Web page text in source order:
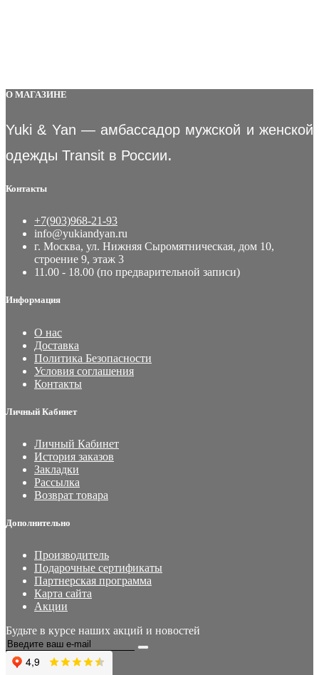
О МАГАЗИНЕ
Yuki & Yan — амбассадор мужской и женской
одежды Transit в России.
Контакты
+7(903)968-21-93
info@yukiandyan.ru
г. Москва, ул. Нижняя Сыромятническая, дом 10,
строение 9, этаж 3
11.00 - 18.00 (по предварительной записи)
Информация
О нас
Доставка
Политика Безопасности
Условия соглашения
Контакты
Личный Кабинет
Личный Кабинет
История заказов
Закладки
Рассылка
Возврат товара
Дополнительно
Производитель
Подарочные сертификаты
Партнерская программа
Карта сайта
Акции
Будьте в курсе наших акций и новостей